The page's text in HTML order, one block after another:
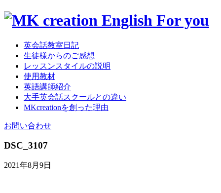
英会話教室日記
生徒様からのご感想
レッスンスタイルの説明
使用教材
英語講師紹介
大手英会話スクールとの違い
MKcreationを創った理由
お問い合わせ
DSC_3107
2021年8月9日